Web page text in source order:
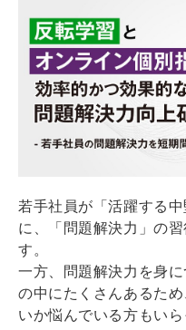
若手社員が「活躍する
に、「問題解決力」の
す。
一方、問題解決力を身
の中にたくさんあるた
いか悩んでいる方もい